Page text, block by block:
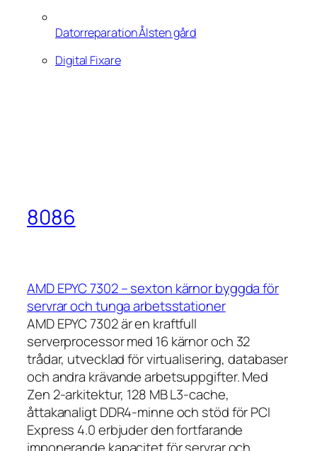
Datorreparation Ålsten gård
Digital Fixare
8086
AMD EPYC 7302 – sexton kärnor byggda för
servrar och tunga arbetsstationer
AMD EPYC 7302 är en kraftfull
serverprocessor med 16 kärnor och 32
trådar, utvecklad för virtualisering, databaser
och andra krävande arbetsuppgifter. Med
Zen 2-arkitektur, 128 MB L3-cache,
åttakanaligt DDR4-minne och stöd för PCI
Express 4.0 erbjuder den fortfarande